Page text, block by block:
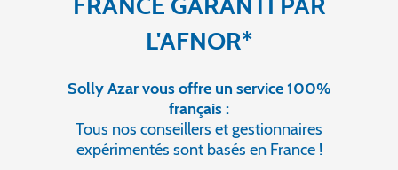
L'AFNOR*
Solly Azar vous offre un service 100%
français :
Tous nos conseillers et gestionnaires
expérimentés sont basés en France !